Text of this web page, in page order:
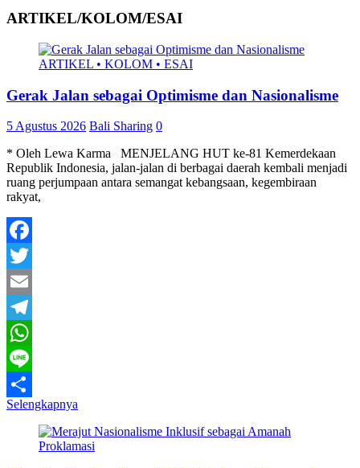
ARTIKEL/KOLOM/ESAI
ARTIKEL • KOLOM • ESAI
Gerak Jalan sebagai Optimisme dan Nasionalisme
5 Agustus 2026 Bali Sharing 0
* Oleh Lewa Karma MENJELANG HUT ke-81 Kemerdekaan
Republik Indonesia, jalan-jalan di berbagai daerah kembali menjadi
ruang perjumpaan antara semangat kebangsaan, kegembiraan
rakyat,
Facebook
Twitter
Email
Telegram
WhatsApp
Line
Share
Selengkapnya